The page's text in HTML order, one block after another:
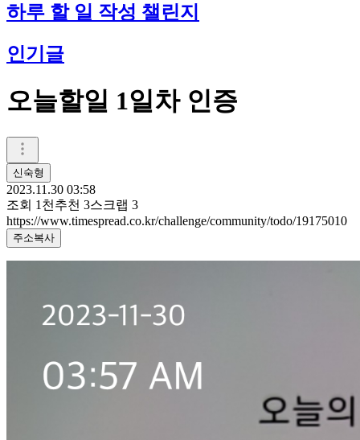
하루 할 일 작성 챌린지
인기글
오늘할일 1일차 인증
신숙형
2023.11.30 03:58
조회 1천 추천 3스크랩 3
https://www.timespread.co.kr/challenge/community/todo/19175010
주소복사